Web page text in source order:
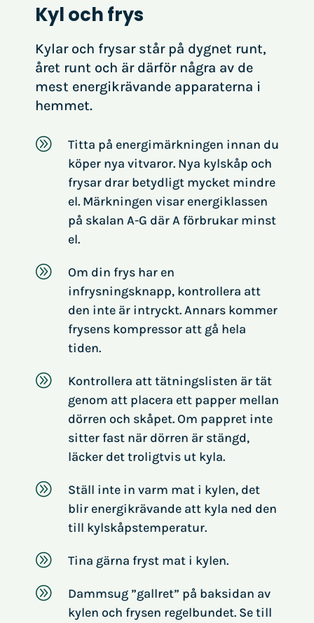
Kyl och frys
Kylar och frysar står på dygnet runt,
året runt och är därför några av de
mest energikrävande apparaterna i
hemmet.
A
Titta på energimärkningen innan du
köper nya vitvaror. Nya kylskåp och
frysar drar betydligt mycket mindre
el. Märkningen visar energiklassen
på skalan A-G där A förbrukar minst
el.
A
Om din frys har en
infrysningsknapp, kontrollera att
den inte är intryckt. Annars kommer
frysens kompressor att gå hela
tiden.
A
Kontrollera att tätningslisten är tät
genom att placera ett papper mellan
dörren och skåpet. Om pappret inte
sitter fast när dörren är stängd,
läcker det troligtvis ut kyla.
A
Ställ inte in varm mat i kylen, det
blir energikrävande att kyla ned den
till kylskåpstemperatur.
A Tina gärna fryst mat i kylen.
A
Dammsug ”gallret” på baksidan av
kylen och frysen regelbundet. Se till